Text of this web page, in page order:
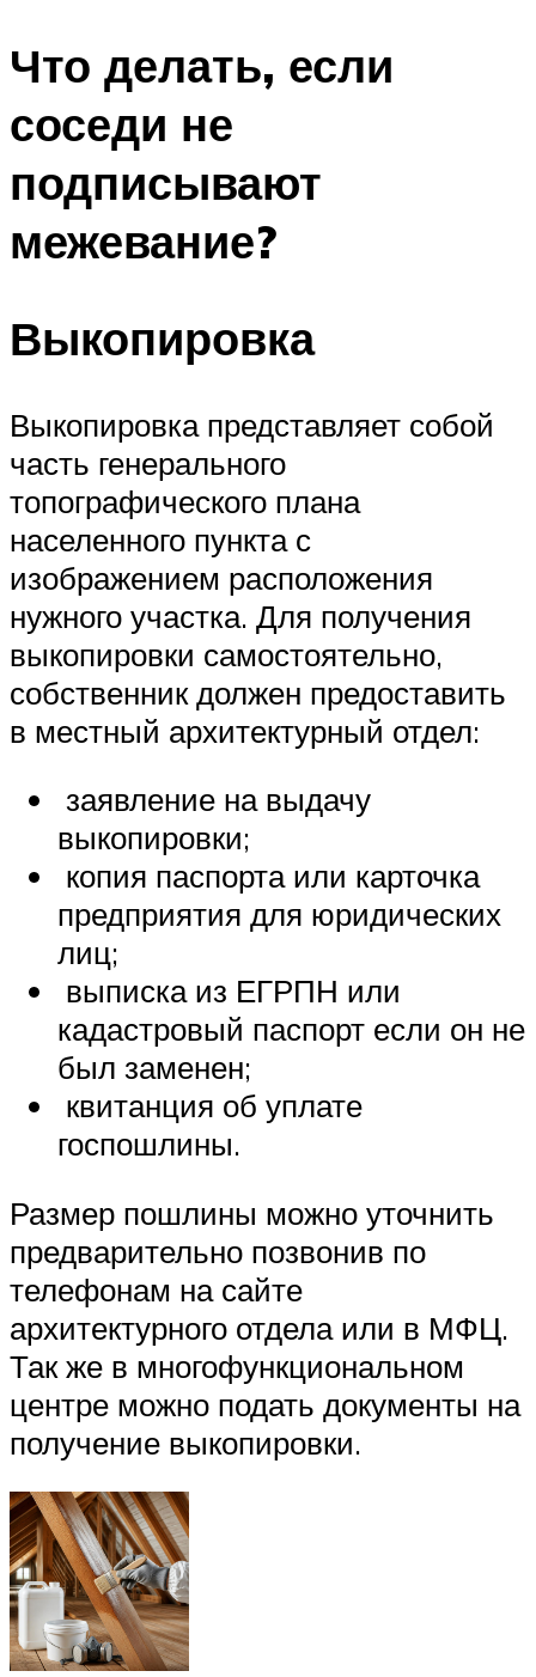
Что делать, если
соседи не
подписывают
межевание?
Выкопировка
Выкопировка представляет собой
часть генерального
топографического плана
населенного пункта с
изображением расположения
нужного участка. Для получения
выкопировки самостоятельно,
собственник должен предоставить
в местный архитектурный отдел:
заявление на выдачу
выкопировки;
копия паспорта или карточка
предприятия для юридических
лиц;
выписка из ЕГРПН или
кадастровый паспорт если он не
был заменен;
квитанция об уплате
госпошлины.
Размер пошлины можно уточнить
предварительно позвонив по
телефонам на сайте
архитектурного отдела или в МФЦ.
Так же в многофункциональном
центре можно подать документы на
получение выкопировки.